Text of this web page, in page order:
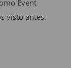
Event
visto antes.